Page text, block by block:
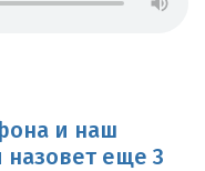
и наш
назовет еще 3